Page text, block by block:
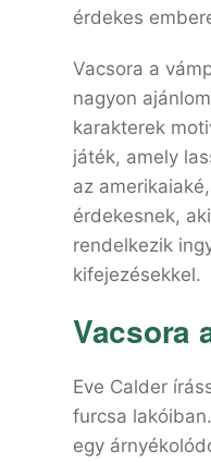
érdekes
Vacsora a
nagyon
karakterek
játék, amely
az
érdekesnek,
rendelkezik
kifejezésekkel.
Vacsora
Eve Calder
furcsa
egy